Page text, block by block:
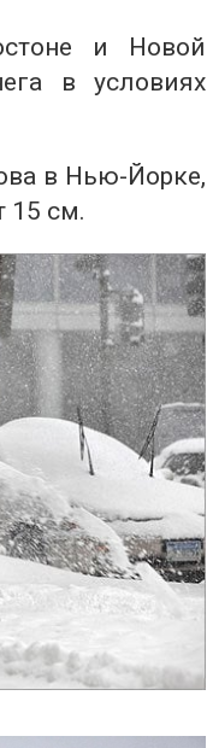
и Новой
в условиях
в Нью-Йорке,
15 см.